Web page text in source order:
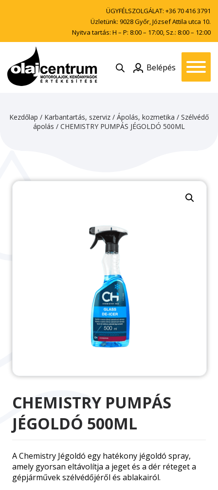
ÜGYFÉLSZOLGÁLAT: +36 70 416 3791
Üzletünk: 9028 Győr, József Attila utca 10.
Nyitva tartás: H – P: 8:00 – 17:00, Sz.: 8:00 – 12:00
Belépés
Kezdőlap / Karbantartás, szerviz / Ápolás, kozmetika / Szélvédő
ápolás / CHEMISTRY PUMPÁS JÉGOLDÓ 500ML
CHEMISTRY PUMPÁS
JÉGOLDÓ 500ML
A Chemistry Jégoldó egy hatékony jégoldó spray,
amely gyorsan eltávolítja a jeget és a dér réteget a
gépjárművek szélvédőjéről és ablakairól.